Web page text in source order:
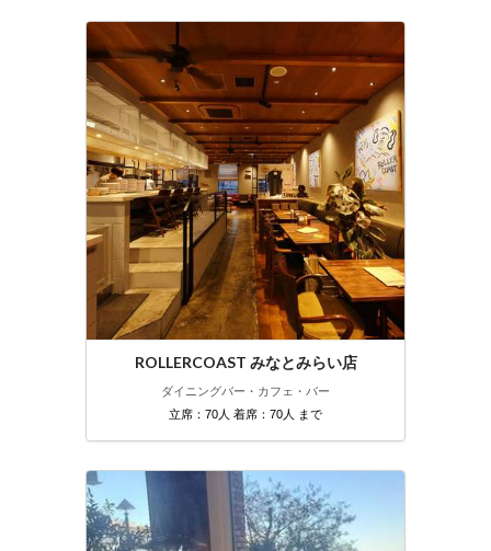
ROLLERCOAST みなとみらい店
ダイニングバー・カフェ・バー
立席：70人 着席：70人 まで